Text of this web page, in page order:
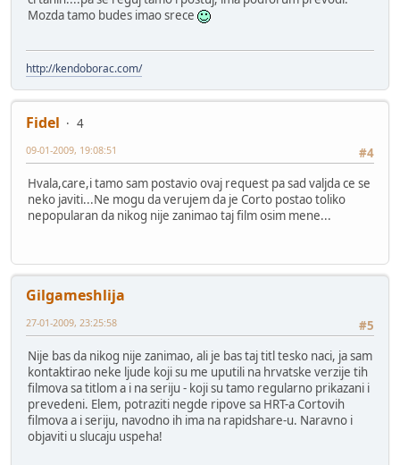
Mozda tamo budes imao srece
http://kendoborac.com/
Fidel
4
#4
09-01-2009, 19:08:51
Hvala,care,i tamo sam postavio ovaj request pa sad valjda ce se
neko javiti...Ne mogu da verujem da je Corto postao toliko
nepopularan da nikog nije zanimao taj film osim mene...
Gilgameshlija
#5
27-01-2009, 23:25:58
Nije bas da nikog nije zanimao, ali je bas taj titl tesko naci, ja sam
kontaktirao neke ljude koji su me uputili na hrvatske verzije tih
filmova sa titlom a i na seriju - koji su tamo regularno prikazani i
prevedeni. Elem, potraziti negde ripove sa HRT-a Cortovih
filmova a i seriju, navodno ih ima na rapidshare-u. Naravno i
objaviti u slucaju uspeha!